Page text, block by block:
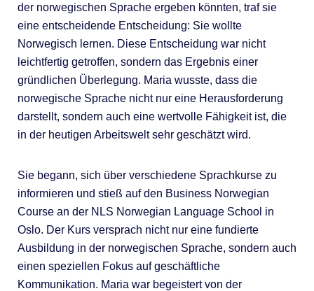
der norwegischen Sprache ergeben könnten, traf sie
eine entscheidende Entscheidung: Sie wollte
Norwegisch lernen. Diese Entscheidung war nicht
leichtfertig getroffen, sondern das Ergebnis einer
gründlichen Überlegung. Maria wusste, dass die
norwegische Sprache nicht nur eine Herausforderung
darstellt, sondern auch eine wertvolle Fähigkeit ist, die
in der heutigen Arbeitswelt sehr geschätzt wird.
Sie begann, sich über verschiedene Sprachkurse zu
informieren und stieß auf den Business Norwegian
Course an der NLS Norwegian Language School in
Oslo. Der Kurs versprach nicht nur eine fundierte
Ausbildung in der norwegischen Sprache, sondern auch
einen speziellen Fokus auf geschäftliche
Kommunikation. Maria war begeistert von der